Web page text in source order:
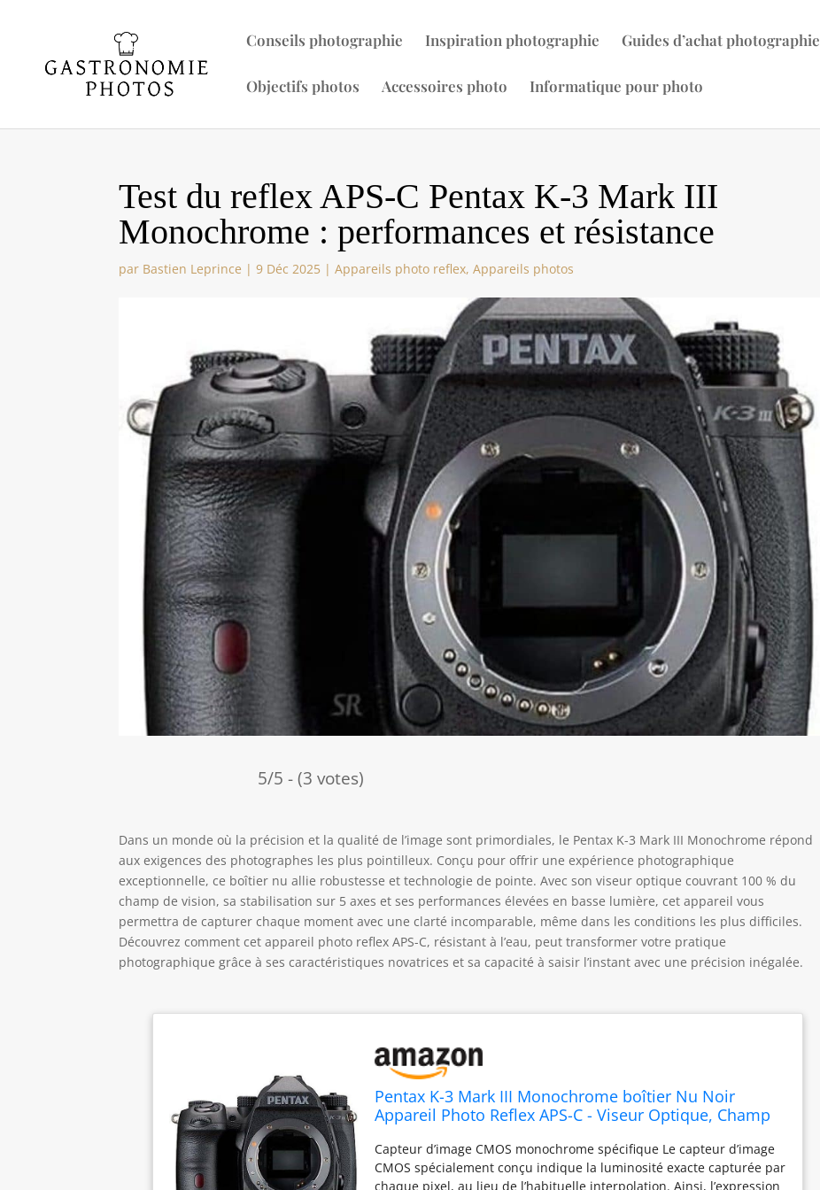
Conseils photographie Inspiration photographie Guides d’achat photographie
Objectifs photos Accessoires photo Informatique pour photo
Test du reflex APS-C Pentax K-3 Mark III
Monochrome : performances et résistance
par Bastien Leprince |9 Déc 2025 |Appareils photo reflex,Appareils photos
5/5 - (3 votes)
Dans un monde où la précision et la qualité de l’image sont primordiales, le Pentax K-3 Mark III Monochrome répond
aux exigences des photographes les plus pointilleux. Conçu pour offrir une expérience photographique
exceptionnelle, ce boîtier nu allie robustesse et technologie de pointe. Avec son viseur optique couvrant 100 % du
champ de vision, sa stabilisation sur 5 axes et ses performances élevées en basse lumière, cet appareil vous
permettra de capturer chaque moment avec une clarté incomparable, même dans les conditions les plus difficiles.
Découvrez comment cet appareil photo reflex APS-C, résistant à l’eau, peut transformer votre pratique
photographique grâce à ses caractéristiques novatrices et sa capacité à saisir l’instant avec une précision inégalée.
Pentax K-3 Mark III Monochrome boîtier Nu Noir
Appareil Photo Reflex APS-C - Viseur Optique, Champ
ISO, Résistant à l’Eau, Rafale 12 IPS
Capteur d’image CMOS monochrome spécifique Le capteur d’image
CMOS spécialement conçu indique la luminosité exacte capturée par
chaque pixel, au lieu de l’habituelle interpolation. Ainsi, l’expression